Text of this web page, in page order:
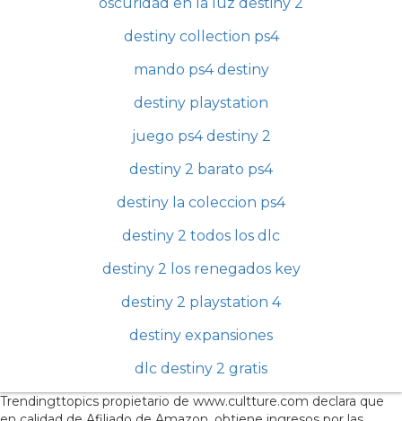
oscuridad en la luz destiny 2
destiny collection ps4
mando ps4 destiny
destiny playstation
juego ps4 destiny 2
destiny 2 barato ps4
destiny la coleccion ps4
destiny 2 todos los dlc
destiny 2 los renegados key
destiny 2 playstation 4
destiny expansiones
dlc destiny 2 gratis
Trendingttopics propietario de www.cultture.com declara que